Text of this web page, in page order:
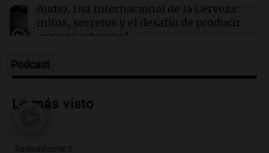
Audio. Día Internacional de la Cerveza:
mitos, secretos y el desafío de producir
cerveza artesanal
Episodios
Audio.Tucumán enfrenta un equilibrio
consumo y recaudación
Podcast
Lo más visto
Radioinforme 3